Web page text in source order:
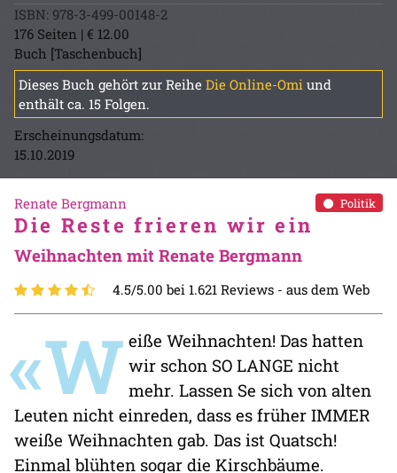
ISBN: 978-3-499-00148-2
176 Seiten | € 12.00
Buch [Taschenbuch]
Dieses Buch gehört zur Reihe Die Online-Omi und
enthält ca. 15 Folgen.
Erscheinungsdatum:
15.10.2019
Politik
Renate Bergmann
Die Reste frieren wir ein
Weihnachten mit Renate Bergmann
4.5/5.00 bei 1.621 Reviews - aus dem Web
«W eiße Weihnachten! Das hatten
wir schon SO LANGE nicht
mehr. Lassen Se sich von alten
Leuten nicht einreden, dass es früher IMMER
weiße Weihnachten gab. Das ist Quatsch!
Einmal blühten sogar die Kirschbäume.